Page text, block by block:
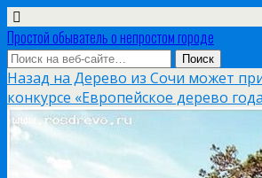
Простой обыватель о непростом городе
Назад на Дерево из Сочи может
конкурсе «Европейское дерево